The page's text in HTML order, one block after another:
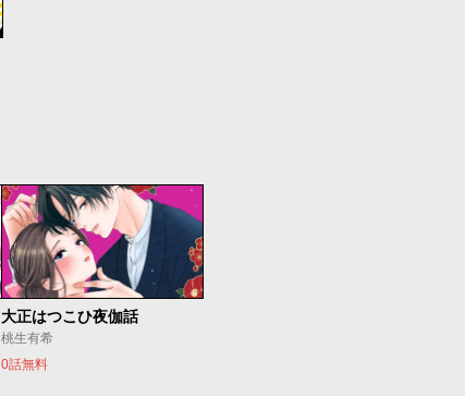
大正はつこひ夜伽話
桃生有希
0話無料